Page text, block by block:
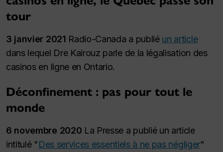
tour
3 janvier 2021 Radio-Canada a publié un article
dans lequel Dre Kairouz parle de la légalisation des
casinos en ligne en Ontario.
Déconfinement : pas pour tout le
monde
6 novembre 2020 La Presse a publié un article
intitulé "Des services essentiels à ne pas négliger"